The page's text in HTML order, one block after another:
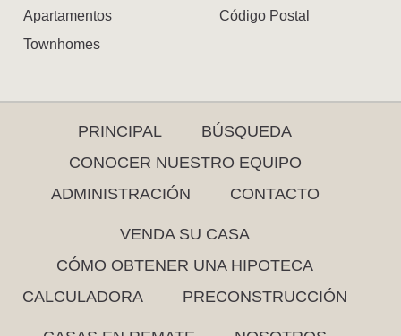
Apartamentos
Townhomes
Código Postal
PRINCIPAL
BÚSQUEDA
CONOCER NUESTRO EQUIPO
ADMINISTRACIÓN
CONTACTO
VENDA SU CASA
CÓMO OBTENER UNA HIPOTECA
CALCULADORA
PRECONSTRUCCIÓN